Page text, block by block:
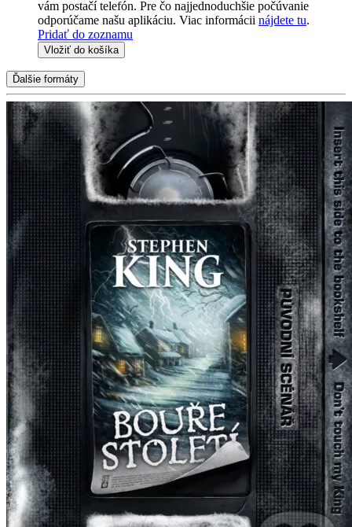
vám postačí telefón. Pre čo najjednoduchšie počúvanie
odporúčame našu aplikáciu. Viac informácii nájdete tu.
Pridať do zoznamu
Vložiť do košíka
Ďalšie formáty